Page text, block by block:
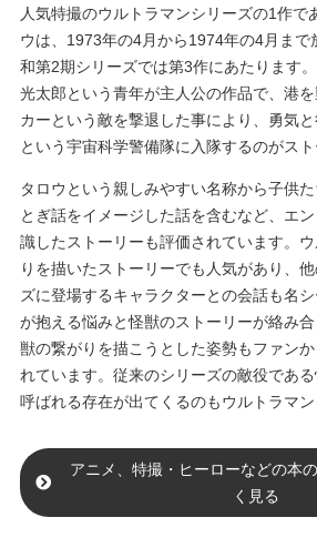
人気特撮のウルトラマンシリーズの1作で
ウは、1973年の4月から1974年の4月まで
和第2期シリーズでは第3作にあたります
光太郎という青年が主人公の作品で、港
カーという敵を撃退した事により、勇気
という宇宙科学警備隊に入隊するのがスト
タロウという親しみやすい名称から子供
とぎ話をイメージした話を含むなど、エ
識したストーリーも評価されています。
りを描いたストーリーでも人気があり、
ズに登場するキャラクターとの会話も名
が抱える悩みと怪獣のストーリーが絡み
獣の繋がりを描こうとした姿勢もファン
れています。従来のシリーズの敵役であ
呼ばれる存在が出てくるのもウルトラマン
アニメ、特撮・ヒーローなどの本
く見る